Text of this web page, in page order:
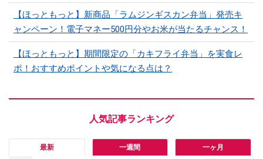
【ほっともっと】新商品「ラムジンギスカン弁当」発売キ
ャンペーン！電子マネー500円分やお米が当たるチャンス！
【ほっともっと】期間限定の「カキフライ弁当」を実食レ
ポ！おすすめポイントや気になる点は？
最新 一週間 一ヶ月